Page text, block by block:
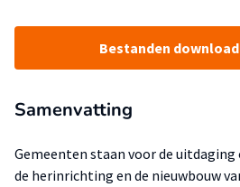
Bestanden
Samenvatting
Gemeenten staan voor de
de herinrichting en de nieuwbouw